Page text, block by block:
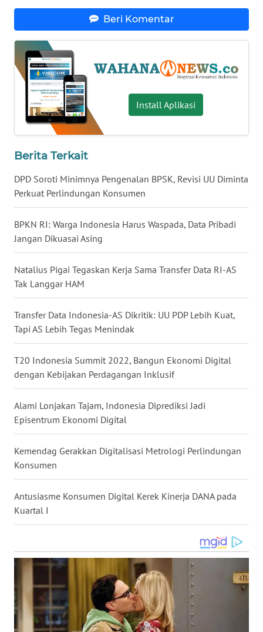
Beri Komentar
Install Aplikasi
Berita Terkait
DPD Soroti Minimnya Pengenalan BPSK, Revisi UU Diminta
Perkuat Perlindungan Konsumen
BPKN RI: Warga Indonesia Harus Waspada, Data Pribadi
Jangan Dikuasai Asing
Natalius Pigai Tegaskan Kerja Sama Transfer Data RI-AS
Tak Langgar HAM
Transfer Data Indonesia-AS Dikritik: UU PDP Lebih Kuat,
Tapi AS Lebih Tegas Menindak
T20 Indonesia Summit 2022, Bangun Ekonomi Digital
dengan Kebijakan Perdagangan Inklusif
Alami Lonjakan Tajam, Indonesia Diprediksi Jadi
Episentrum Ekonomi Digital
Kemendag Gerakkan Digitalisasi Metrologi Perlindungan
Konsumen
Antusiasme Konsumen Digital Kerek Kinerja DANA pada
Kuartal I
WN
JOGJA
WN
JATIM
BALI
WN
KALTENG
WN
KALTARA
WN
KALSEL
WN
KALTIM
WN
SULSEL
WN
GORONTALO
WN
SULUT
MALUKU
MALUT
WN